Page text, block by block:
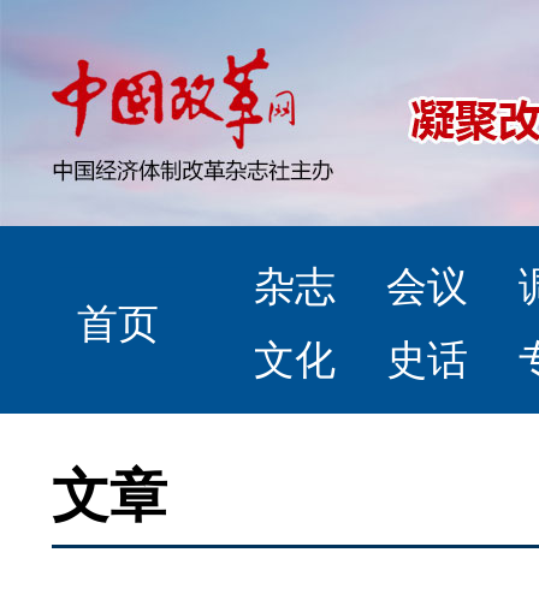
首页
杂志 会议
文化
史话
文章